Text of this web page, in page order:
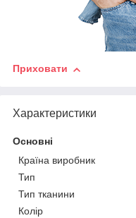
Приховати
Характеристики
Основні
Країна виробник
Тип
Тип тканини
Колір